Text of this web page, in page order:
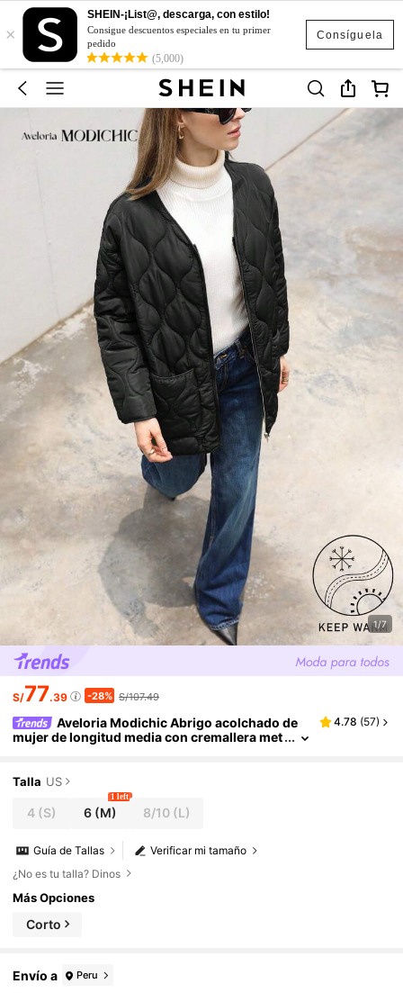
Consíguela
×
SHEIN-¡List@, descarga, con estilo!
Consigue descuentos especiales en tu primer
pedido
(5,000)
1/7
S/77.39 -28% S/107.49
Aveloria Modichic Abrigo acolchado de
mujer de longitud media con cremallera met
4.78 (57)
Talla US
4 (S) 6 (M)
1 left
8/10(L)
Verificar mi tamaño
Guía de Tallas
¿No es tu talla? Dinos
Más Opciones
Corto
Envío a Peru